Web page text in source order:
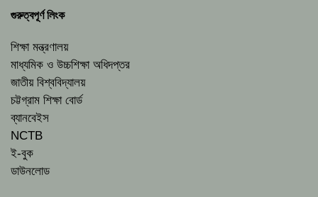
গুরুত্বপূর্ণ লিংক
শিক্ষা মন্ত্রণালয়
মাধ্যমিক ও উচ্চশিক্ষা অধিদপ্তর
জাতীয় বিশ্ববিদ্যালয়
চট্টগ্রাম শিক্ষা বোর্ড
ব্যানবেইস
NCTB
ই-বুক
ডাউনলোড